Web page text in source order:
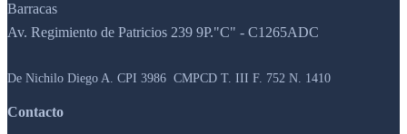
Barracas
Av. Regimiento de Patricios 239 9P."C" - C1265ADC
De Nichilo Diego A. CPI 3986 CMPCD T. III F. 752 N. 1410
Contacto